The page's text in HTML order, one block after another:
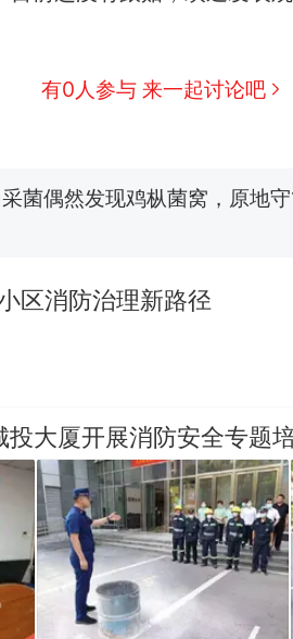
有0人参与 来一起讨论吧
子饺子，美国怕什么？
菌偶然发现鸡枞菌窝，原地
床头放菜刀的女孩，因老师一
区消防治理新路径
投大厦开展消防安全专题